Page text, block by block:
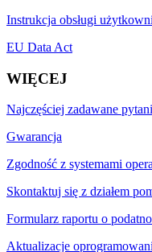
Instrukcja obsługi
EU Data Act
WIĘCEJ
Najczęściej zadawane
Gwarancja
Zgodność z systemami
Skontaktuj się z działem
Formularz raportu o
Aktualizacje